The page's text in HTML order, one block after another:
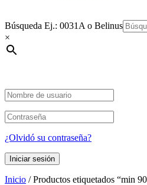
Búsqueda Ej.: 0031A o Belinus
×
¿Olvidó su contraseña?
Iniciar sesión
Inicio / Productos etiquetados “min